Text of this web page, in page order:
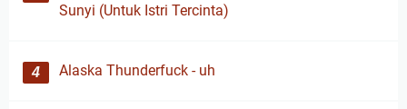
Sunyi (Untuk Istri Tercinta)
Alaska Thunderfuck - uh